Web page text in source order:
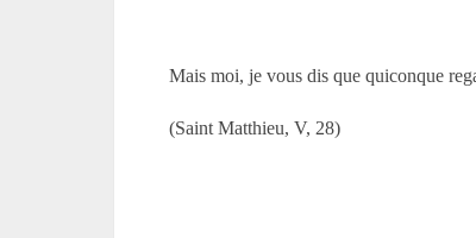
Mais moi, je vous dis que quiconque
(Saint Matthieu, V, 28)